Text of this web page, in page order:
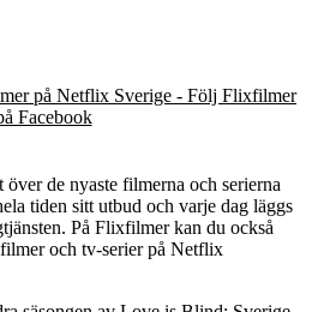
på Netflix Sverige - Följ Flixfilmer
Facebook
de nyaste filmerna och serierna
tiden sitt utbud och varje dag läggs
På Flixfilmer kan du också
och tv-serier på Netflix